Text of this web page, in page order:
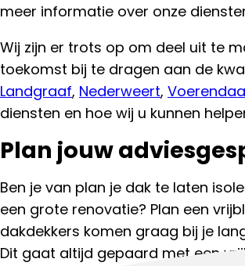
meer informatie over onze
Wij zijn er trots op om deel uit te
toekomst bij te dragen aan de
Landgraaf, Nederweert,
diensten en hoe wij u kunnen
Plan jouw
Ben je van plan je dak te laten
een grote renovatie? Plan een
dakdekkers komen graag bij je
Dit gaat altijd gepaard met een